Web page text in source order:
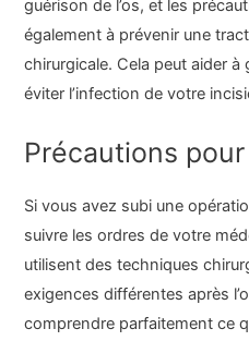
guérison de l’os, et les
également à prévenir une
chirurgicale. Cela peut aider
éviter l’infection de votre
Précautions
Si vous avez subi une
suivre les ordres de votre
utilisent des techniques
exigences différentes après
comprendre parfaitement ce